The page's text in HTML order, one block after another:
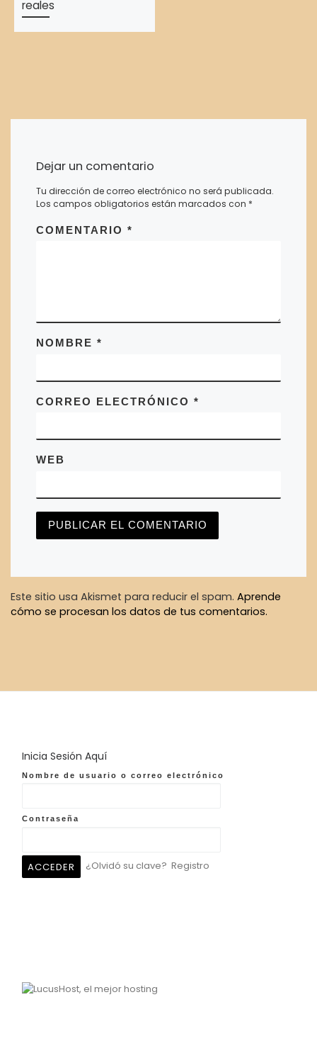
reales
Dejar un comentario
Tu dirección de correo electrónico no será publicada.
Los campos obligatorios están marcados con *
COMENTARIO*
NOMBRE*
CORREO ELECTRÓNICO*
WEB
Este sitio usa Akismet para reducir el spam. Aprende
cómo se procesan los datos de tus comentarios.
Inicia Sesión Aquí
Nombre de usuario o correo electrónico
Contraseña
¿Olvidó su clave? Registro